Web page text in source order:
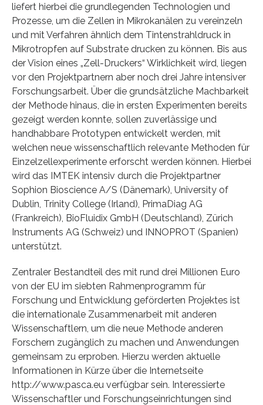
liefert hierbei die grundlegenden Technologien und
Prozesse, um die Zellen in Mikrokanälen zu vereinzeln
und mit Verfahren ähnlich dem Tintenstrahldruck in
Mikrotropfen auf Substrate drucken zu können. Bis aus
der Vision eines „Zell-Druckers“ Wirklichkeit wird, liegen
vor den Projektpartnern aber noch drei Jahre intensiver
Forschungsarbeit. Über die grundsätzliche Machbarkeit
der Methode hinaus, die in ersten Experimenten bereits
gezeigt werden konnte, sollen zuverlässige und
handhabbare Prototypen entwickelt werden, mit
welchen neue wissenschaftlich relevante Methoden für
Einzelzellexperimente erforscht werden können. Hierbei
wird das IMTEK intensiv durch die Projektpartner
Sophion Bioscience A/S (Dänemark), University of
Dublin, Trinity College (Irland), PrimaDiag AG
(Frankreich), BioFluidix GmbH (Deutschland), Zürich
Instruments AG (Schweiz) und INNOPROT (Spanien)
unterstützt.
Zentraler Bestandteil des mit rund drei Millionen Euro
von der EU im siebten Rahmenprogramm für
Forschung und Entwicklung geförderten Projektes ist
die internationale Zusammenarbeit mit anderen
Wissenschaftlern, um die neue Methode anderen
Forschern zugänglich zu machen und Anwendungen
gemeinsam zu erproben. Hierzu werden aktuelle
Informationen in Kürze über die Internetseite
http://www.pasca.eu verfügbar sein. Interessierte
Wissenschaftler und Forschungseinrichtungen sind